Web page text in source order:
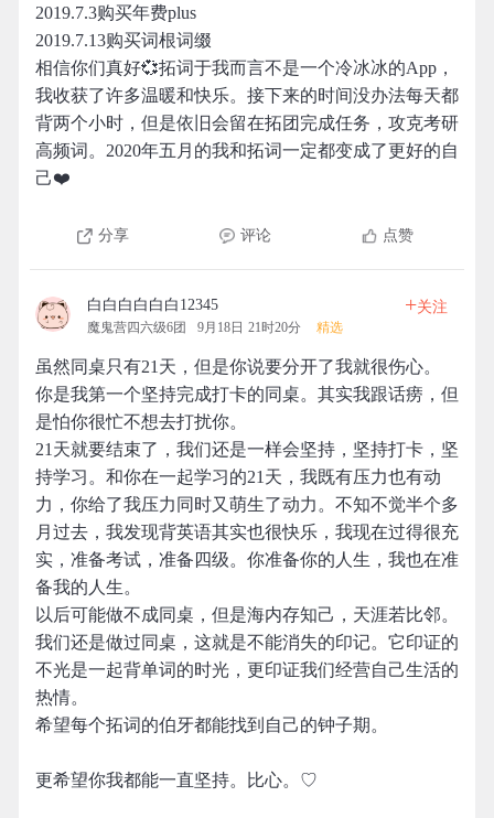
2019.7.3购买年费plus
2019.7.13购买词根词缀
相信你们真好💞拓词于我而言不是一个冷冰冰的App，
我收获了许多温暖和快乐。接下来的时间没办法每天都
背两个小时，但是依旧会留在拓团完成任务，攻克考研
高频词。2020年五月的我和拓词一定都变成了更好的自
己❤️
分享 评论 点赞
白白白白白白12345
魔鬼营四六级6团 9月18日 21时20分 精选
+关注
虽然同桌只有21天，但是你说要分开了我就很伤心。
你是我第一个坚持完成打卡的同桌。其实我跟话痨，但
是怕你很忙不想去打扰你。
21天就要结束了，我们还是一样会坚持，坚持打卡，坚
持学习。和你在一起学习的21天，我既有压力也有动
力，你给了我压力同时又萌生了动力。不知不觉半个多
月过去，我发现背英语其实也很快乐，我现在过得很充
实，准备考试，准备四级。你准备你的人生，我也在准
备我的人生。
以后可能做不成同桌，但是海内存知己，天涯若比邻。
我们还是做过同桌，这就是不能消失的印记。它印证的
不光是一起背单词的时光，更印证我们经营自己生活的
热情。
希望每个拓词的伯牙都能找到自己的钟子期。
更希望你我都能一直坚持。比心。♡